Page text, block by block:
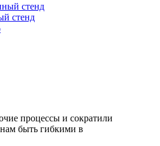
стенд
процессы и сократили
быть гибкими в